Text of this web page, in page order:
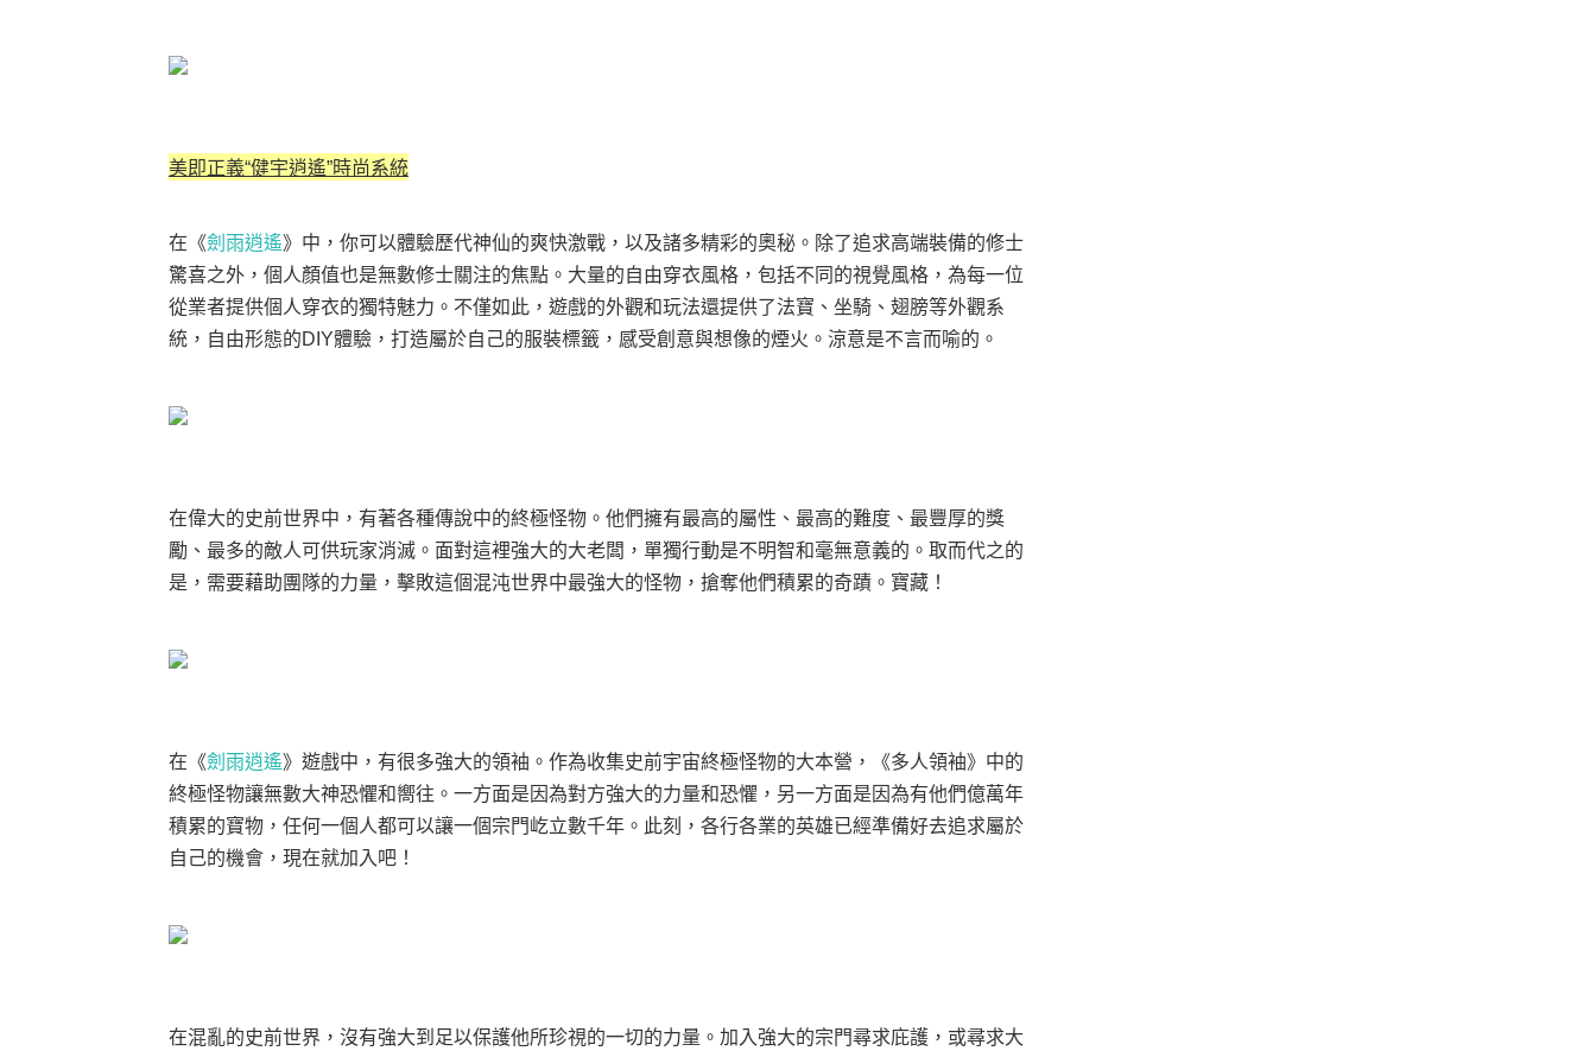
美即正義“健宇逍遙”時尚系統
在 《劍雨逍遙》 中，你可以體驗歷代神仙的爽快激戰，以及諸多精彩的奧秘。除了追求高端裝備的修士
驚喜之外，個人顏值也是無數修士關注的焦點。大量的自由穿衣風格，包括不同的視覺風格，為每一位
從業者提供個人穿衣的獨特魅力。不僅如此，遊戲的外觀和玩法還提供了法寶、坐騎、翅膀等外觀系
統，自由形態的DIY體驗，打造屬於自己的服裝標籤，感受創意與想像的煙火。涼意是不言而喻的。
在偉大的史前世界中，有著各種傳說中的終極怪物。他們擁有最高的屬性、最高的難度、最豐厚的獎
勵、最多的敵人可供玩家消滅。面對這裡強​​大的大老闆，單獨行動是不明智和毫無意義的。取而代之的
是，需要藉助團隊的力量，擊敗這個混沌世界中最強大的怪物，搶奪他們積累的奇蹟。寶藏！
在 《劍雨逍遙》 遊戲中，有很多強大的領袖。作為收集史前宇宙終極怪物的大本營，《多人領袖》中的
終極怪物讓無數大神恐懼和嚮往。一方面是因為對方強大的力量和恐懼，另一方面是因為有他們億萬年
積累的寶物，任何一個人都可以讓一個宗門屹立數千年。此刻，各行各業的英雄已經準備好去追求屬於
自己的機會，現在就加入吧！
在混亂的史前世界，沒有強大到足以保護他所珍視的一切的力量。加入強大的宗門尋求庇護，或尋求大